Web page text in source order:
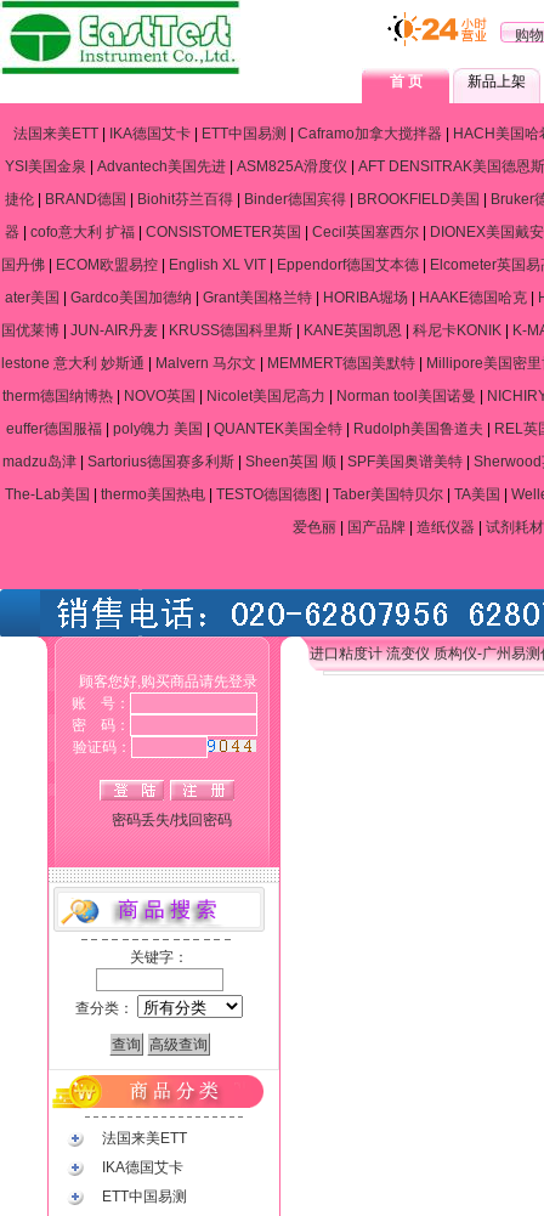
购
首 页 新品上架
法国来美ETT IKA德国艾卡 ETT中国易测 Caframo加拿大搅拌器
HACH美国哈
YSI美国金泉
Advantech美国先进| ASM825A滑度仪
AFT DENSITRAK美国德恩斯
捷伦| BRAND德国 Biohit芬兰百得| Binder德国宾得| BROOKFIELD美国
Bruker
器| cofo意大利 扩福| CONSISTOMETER英国 Cecil英国塞西尔| DIONEX美国戴安
国丹佛| ECOM欧盟易控| English XL VIT| Eppendorf德国艾本德|
Elcometer英国易
ater美国
Gardco美国加德纳 Grant美国格兰特| HORIBA堀场 HAAKE德国哈克|
国优莱博
JUN-AIR丹麦 KRUSS德国科里斯 KANE英国凯恩 科尼卡KONIK
K-
lestone 意大利 妙斯通
Malvern 马尔文 MEMMERT德国美默特
Millipore美国密
therm德国纳博热| NOVO英国 Nicolet美国尼高力 Norman tool美国诺曼
euffer德国服福| poly魄力 美国 QUANTEK美国全特| Rudolph美国鲁道夫
REL英
madzu岛津
Sartorius德国赛多利斯 Sheen英国 顺 SPF美国奥谱美特
The-Lab美国
thermo美国热电| TESTO德国德图 Taber美国特贝尔| TA美国
爱色丽| 国产品牌| 造纸仪器| 试剂耗材
顾客您好,购买商品请先登录
账 号：
密 码：
验证码：
密码丢失/找回密码
关键字：
查分类：
法国来美ETT
IKA德国艾卡
ETT中国易测
进口粘度计 流变仪 质构仪-广州易